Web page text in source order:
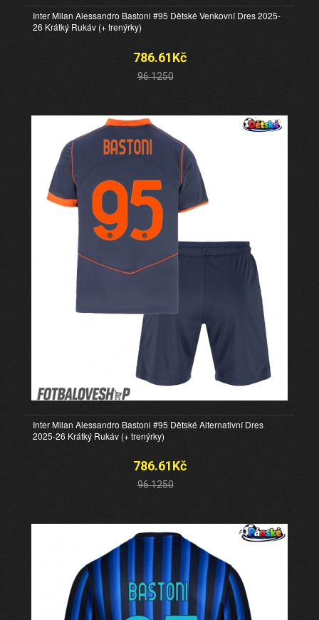
Inter Milan Alessandro Bastoni #95 Dětské Venkovní Dres 2025-
26 Krátký Rukáv (+ trenýrky)
786.61Kč
96.1250
Inter Milan Alessandro Bastoni #95 Dětské Alternativní Dres
2025-26 Krátký Rukáv (+ trenýrky)
786.61Kč
96.1250